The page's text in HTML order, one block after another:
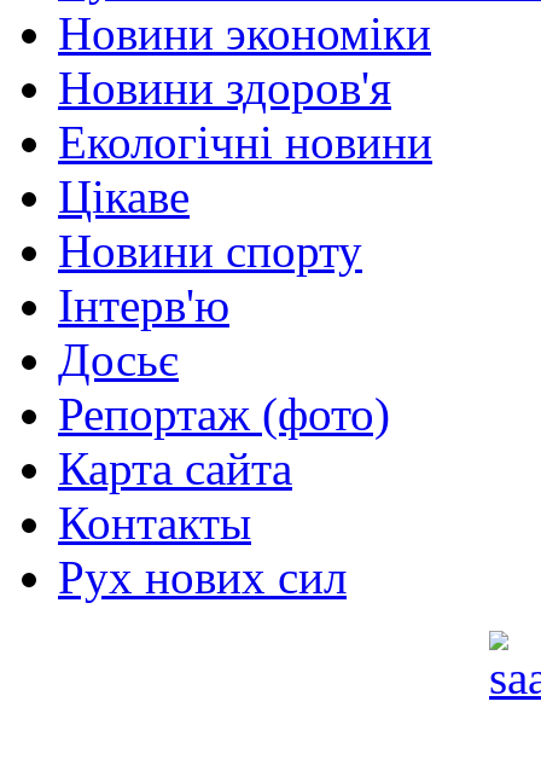
Новини экономіки
Новини здоров'я
Екологічні новини
Цікаве
Новини спорту
Інтерв'ю
Досьє
Репортаж (фото)
Карта сайта
Контакты
Рух нових сил